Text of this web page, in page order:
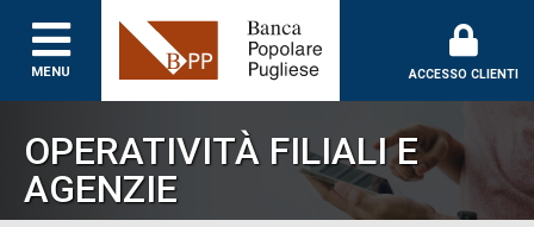
MENU
Banca Popolare
ACCESSO CLIENTI
OPERATIVITÀ FILIALI E
AGENZIE